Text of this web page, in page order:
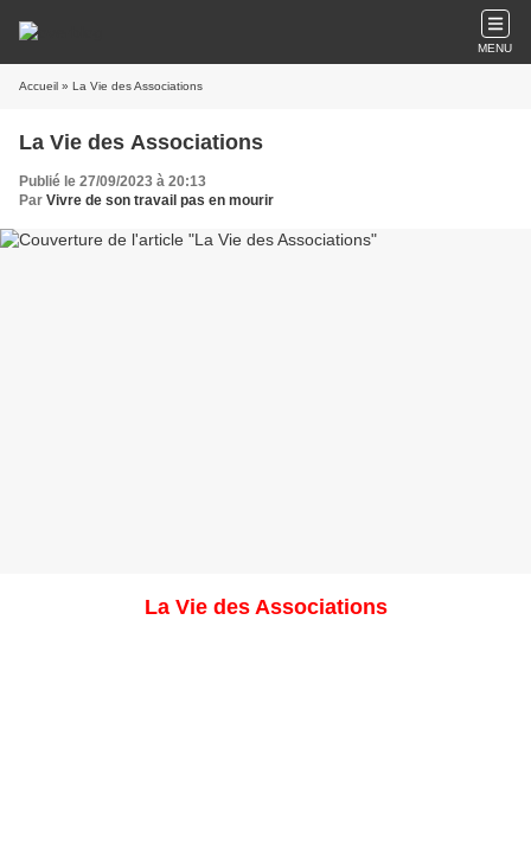
MENU
Accueil » La Vie des Associations
La Vie des Associations
Publié le 27/09/2023 à 20:13
Par Vivre de son travail pas en mourir
La Vie des Associations